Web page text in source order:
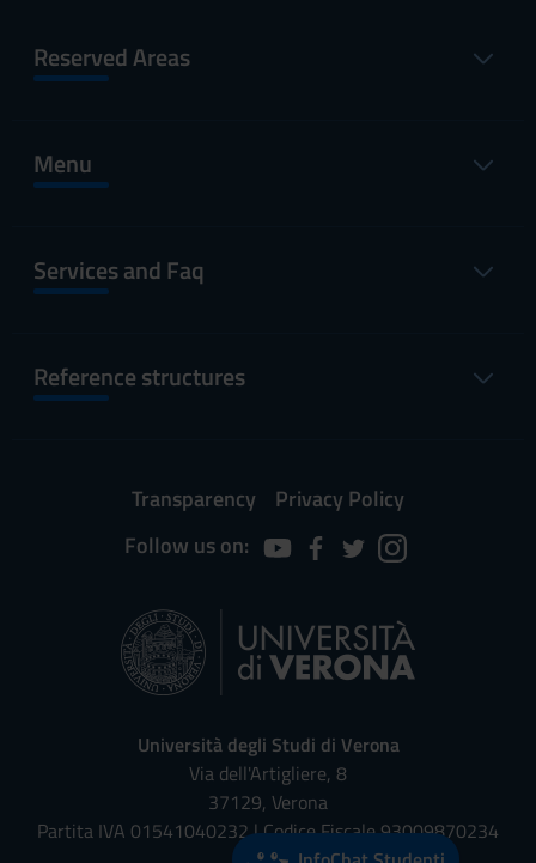
Reserved Areas
Menu
Services and Faq
Reference structures
Transparency
Privacy Policy
Follow us on:
Università degli Studi di Verona
Via dell'Artigliere, 8
37129, Verona
Partita IVA 01541040232 | Codice Fiscale 93009870234